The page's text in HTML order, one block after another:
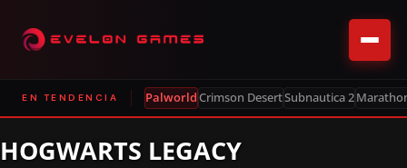
EN TENDENCIA PalworldCrimson DesertSubnautica 2
HOGWARTS LEGACY